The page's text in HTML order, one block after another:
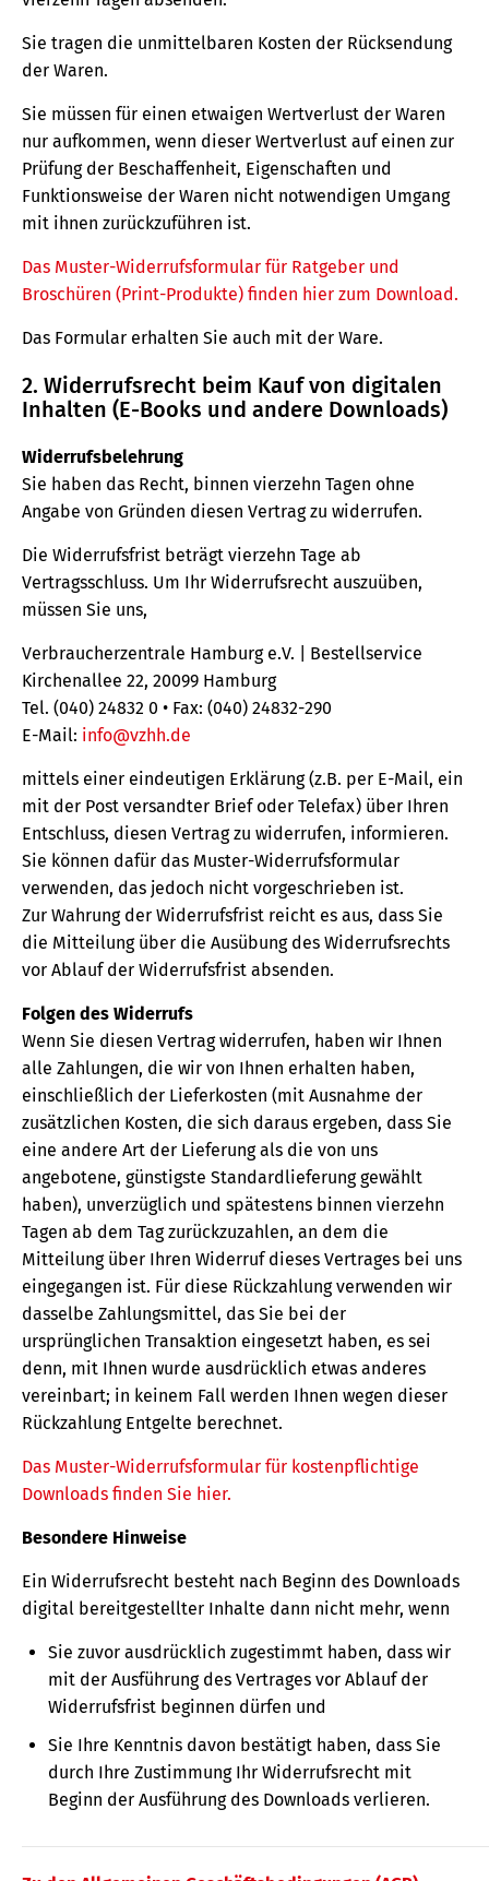
Sie tragen die unmittelbaren Kosten der Rücksendung
der Waren.
Sie müssen für einen etwaigen Wertverlust der Waren
nur aufkommen, wenn dieser Wertverlust auf einen zur
Prüfung der Beschaffenheit, Eigenschaften und
Funktionsweise der Waren nicht notwendigen Umgang
mit ihnen zurückzuführen ist.
Das Muster-Widerrufsformular für Ratgeber und
Broschüren (Print-Produkte) finden hier zum Download.
Das Formular erhalten Sie auch mit der Ware.
2. Widerrufsrecht beim Kauf von digitalen
Inhalten (E-Books und andere Downloads)
Widerrufsbelehrung
Sie haben das Recht, binnen vierzehn Tagen ohne
Angabe von Gründen diesen Vertrag zu widerrufen.
Die Widerrufsfrist beträgt vierzehn Tage ab
Vertragsschluss. Um Ihr Widerrufsrecht auszuüben,
müssen Sie uns,
Verbraucherzentrale Hamburg e.V. | Bestellservice
Kirchenallee 22, 20099 Hamburg
Tel. (040) 24832 0 • Fax: (040) 24832-290
E-Mail: info@vzhh.de
mittels einer eindeutigen Erklärung (z.B. per E-Mail, ein
mit der Post versandter Brief oder Telefax) über Ihren
Entschluss, diesen Vertrag zu widerrufen, informieren.
Sie können dafür das Muster-Widerrufsformular
verwenden, das jedoch nicht vorgeschrieben ist.
Zur Wahrung der Widerrufsfrist reicht es aus, dass Sie
die Mitteilung über die Ausübung des Widerrufsrechts
vor Ablauf der Widerrufsfrist absenden.
Folgen des Widerrufs
Wenn Sie diesen Vertrag widerrufen, haben wir Ihnen
alle Zahlungen, die wir von Ihnen erhalten haben,
einschließlich der Lieferkosten (mit Ausnahme der
zusätzlichen Kosten, die sich daraus ergeben, dass Sie
eine andere Art der Lieferung als die von uns
angebotene, günstigste Standardlieferung gewählt
haben), unverzüglich und spätestens binnen vierzehn
Tagen ab dem Tag zurückzuzahlen, an dem die
Mitteilung über Ihren Widerruf dieses Vertrages bei uns
eingegangen ist. Für diese Rückzahlung verwenden wir
dasselbe Zahlungsmittel, das Sie bei der
ursprünglichen Transaktion eingesetzt haben, es sei
denn, mit Ihnen wurde ausdrücklich etwas anderes
vereinbart; in keinem Fall werden Ihnen wegen dieser
Rückzahlung Entgelte berechnet.
Das Muster-Widerrufsformular für kostenpflichtige
Downloads finden Sie hier.
Besondere Hinweise
Ein Widerrufsrecht besteht nach Beginn des Downloads
digital bereitgestellter Inhalte dann nicht mehr, wenn
Sie zuvor ausdrücklich zugestimmt haben, dass wir
mit der Ausführung des Vertrages vor Ablauf der
Widerrufsfrist beginnen dürfen und
Sie Ihre Kenntnis davon bestätigt haben, dass Sie
durch Ihre Zustimmung Ihr Widerrufsrecht mit
Beginn der Ausführung des Downloads verlieren.